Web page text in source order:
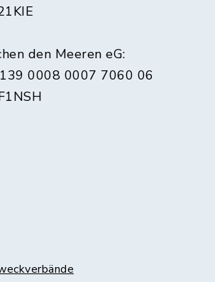
den Meeren eG:
0008 0007 7060 06